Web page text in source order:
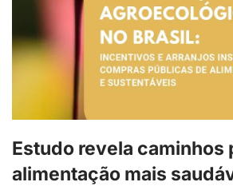
Estudo revela caminhos
alimentação mais